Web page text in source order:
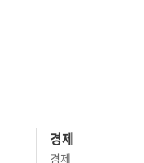
경제
경제